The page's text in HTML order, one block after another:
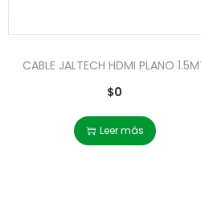
CABLE JALTECH HDMI PLANO
$0
Leer más